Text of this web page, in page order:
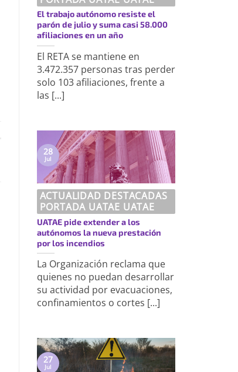
El trabajo autónomo resiste el
parón de julio y suma casi 58.000
afiliaciones en un año
El RETA se mantiene en
3.472.357 personas tras perder
solo 103 afiliaciones, frente a
las [...]
ACTUALIDAD DESTACADAS
PORTADA UATAE UATAE
UATAE pide extender a los
autónomos la nueva prestación
por los incendios
La Organización reclama que
quienes no puedan desarrollar
su actividad por evacuaciones,
confinamientos o cortes [...]
28
Jul
27
Jul